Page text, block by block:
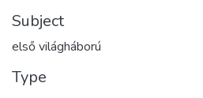
Subject
első világháború
Type